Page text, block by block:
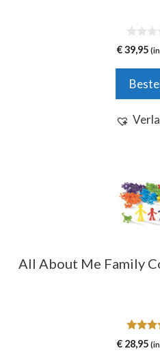
0
v
5
€39,95
All About Me Family
4.33
van
€ 28,95